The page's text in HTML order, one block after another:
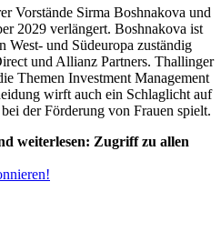
Vorstände Sirma Boshnakova und
2029 verlängert. Boshnakova ist
West- und Südeuropa zuständig
und Allianz Partners. Thallinger
Themen Investment Management
wirft auch ein Schlaglicht auf
der Förderung von Frauen spielt.
weiterlesen: Zugriff zu allen